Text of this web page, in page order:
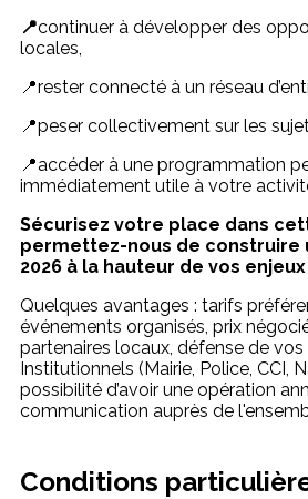
📍continuer à développer des
locales,
📍rester connecté à un réseau
📍peser collectivement sur les
📍accéder à une programmation
immédiatement utile à votre
Sécurisez votre place dans
permettez-nous de construire
2026 à la hauteur de vos enjeux
Quelques avantages : tarifs
événements organisés, prix
partenaires locaux, défense de
Institutionnels (Mairie, Police, CCI,
possibilité d’avoir une opération
communication auprès de
Conditions